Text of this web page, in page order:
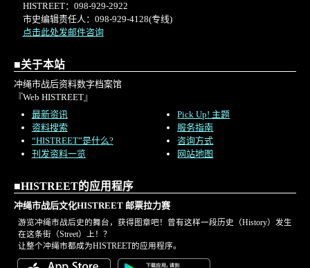
HISTREET：098-929-2922
市史编辑责任人：098-929-4128(专线)
点击此处发邮件咨询
■关于本站
冲绳市战后资料数字档案馆
『Web HISTREET』
最新资讯
资料搜索
“HISTREET”是什么?
刊发资料一览
Pick Up! 主题
服务指南
咨询方式
网站地图
■HISTREET的应用程序
冲绳市战后文化HISTREET 邮票拉力赛
游览冲绳市战后史的舞台，获得图章吧！曾有这样一段历史（History）发生
在这条街（Street）上！？
让整个冲绳市都成为HISTREET的应用程序。